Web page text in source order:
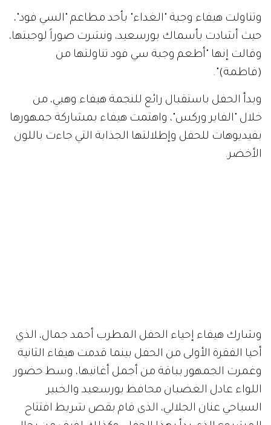
وتناولت هيفاء وجبة "الغداء" بأحد مطاعم "السي فود"،
حيث أشادت بأسماك بورسعيد، ونشرت صوراً لوجبتها،
وقالت إنها "أطعم وجبة سي فود تناولتها من
(فاطمة)".
وبدأ الحفل باستقبال رائع للنجمة هيفاء وهبي، من
خلال "الفاير وركس"، واهتمت هيفاء بمشاركة جمهورها
بفيديوهات للحفل وإطلالتها الجذابة التي جاءت باللون
الأخضر.
وشارك هيفاء إحياء الحفل المطرب أحمد جمال، الذي
أحيا الفقرة الأولى من الحفل بينما قدمت هيفاء الثانية
وغمرت الجمهور بباقة من أجمل أغانيها، وسط حضور
اللواء عادل الغضبان محافظ بورسعيد والخبير
السياحي عنان الجلالي، الذى قام بقص شريط افتتاح